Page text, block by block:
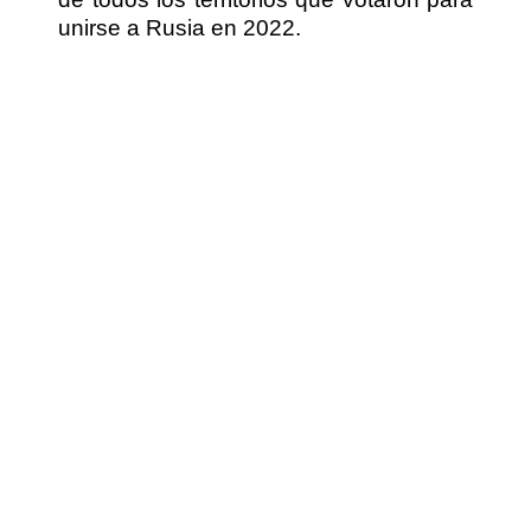
unirse a Rusia en 2022.